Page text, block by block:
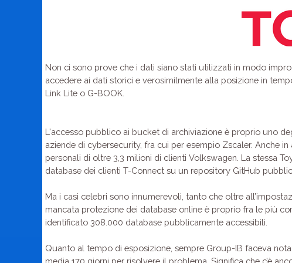
Non ci sono prove che i dati siano stati utilizzati in modo
accedere ai dati storici e verosimilmente alla posizione in
Link Lite o G-BOOK.
L'accesso pubblico ai bucket di archiviazione è proprio uno
aziende di cybersecurity, fra cui per esempio Zscaler. Anche
personali di oltre 3,3 milioni di clienti Volkswagen. La stessa
database dei clienti T-Connect su un repository GitHub
Ma i casi celebri sono innumerevoli, tanto che oltre
mancata protezione dei database online è proprio fra le più
identificato 308.000 database pubblicamente accessibili.
Quanto al tempo di esposizione, sempre Group-IB faceva
media 170 giorni per risolvere il problema. Significa che c’è